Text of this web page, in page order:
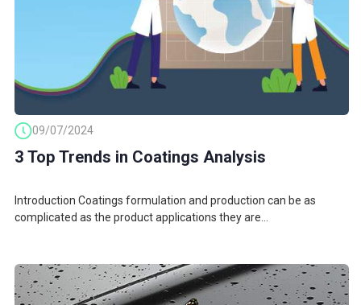
09/07/2024
3 Top Trends in Coatings Analysis
Introduction Coatings formulation and production can be as
complicated as the product applications they are...